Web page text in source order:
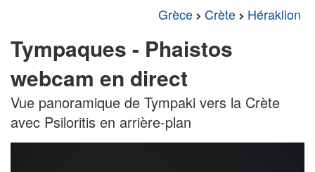
Grèce Crète Héraklion
Tympaques - Phaistos
webcam en direct
Vue panoramique de Tympaki vers la Crète
avec Psiloritis en arrière-plan